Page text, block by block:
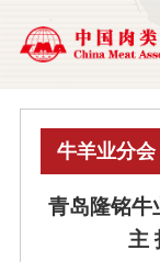
牛羊业分会
青岛隆铭牛
主